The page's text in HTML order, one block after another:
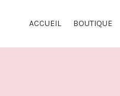
ACCUEIL BOUTIQUE